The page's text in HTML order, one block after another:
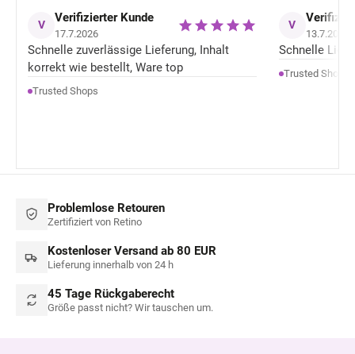
V Verifizierter Kunde
17.7.2026
Schnelle zuverlässige Lieferung, Inhalt
korrekt wie bestellt, Ware top
Trusted Shops
V
13.7.2026
Schnelle
Trusted Shops
Problemlose Retouren
Zertifiziert von Retino
Kostenloser Versand ab 80 EUR
Lieferung innerhalb von 24 h
45 Tage Rückgaberecht
Größe passt nicht? Wir tauschen um.